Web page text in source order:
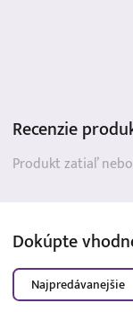
Recenzie
Produkt zatiaľ
Dokúpte
Najpredávanejšie